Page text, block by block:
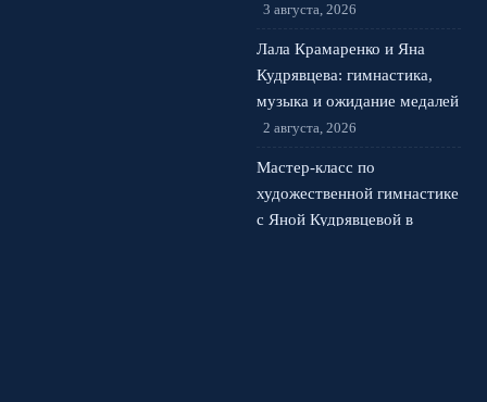
3 августа, 2026
Лала Крамаренко и Яна
Кудрявцева: гимнастика,
музыка и ожидание медалей
2 августа, 2026
Мастер-класс по
художественной гимнастике
с Яной Кудрявцевой в